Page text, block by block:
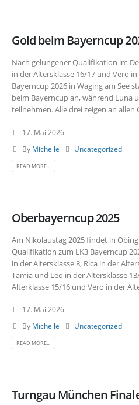
Gold beim Bayerncup
Nach gelungener Qualifikation im
in der Altersklasse 16/17 und Vero
Bayerncup 2026 in Waging am See
beim Bayerncup an, während Luna
teilnehmen. Alle drei zeigen an allen
17. Mai 2026
By Michelle Uncategorized
READ MORE...
Oberbayerncup 2025
Am Nikolaustag 2025 findet in
Qualifikation zum LK3 Bayerncup
in der Altersklasse 8, Rica in der
Tamia und Leo in der Altersklasse
Alterklasse 15/16 und Vero in der
17. Mai 2026
By Michelle Uncategorized
READ MORE...
Turngau München